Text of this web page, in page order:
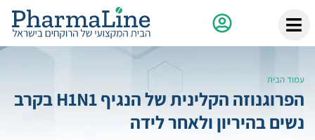
עמוד הבית
הפרוגנוזה הקלינית של הנגיף H1N1 בקרב
נשים בהיריון ולאחר לידה